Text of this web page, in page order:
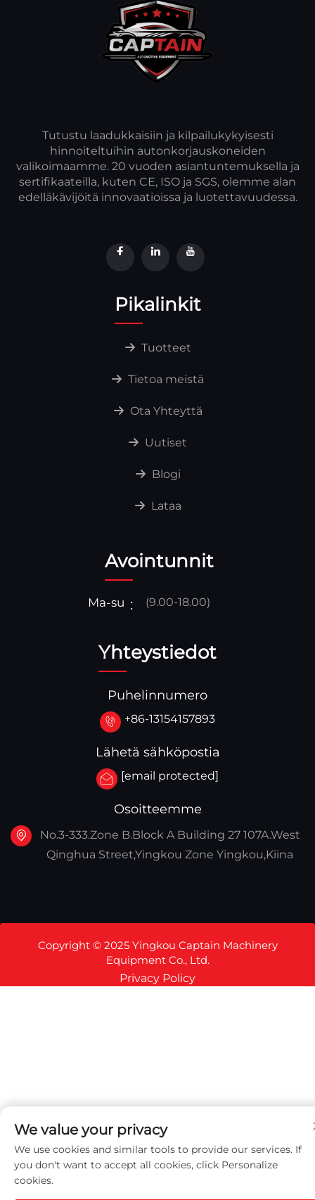
Tutustu laadukkaisiin ja kilpailukykyisesti
hinnoiteltuihin autonkorjauskoneiden
valikoimaamme. 20 vuoden asiantuntemuksella ja
sertifikaateilla, kuten CE, ISO ja SGS, olemme alan
edelläkävijöitä innovaatioissa ja luotettavuudessa.
Pikalinkit
Tuotteet
Tietoa meistä
Ota Yhteyttä
Uutiset
Blogi
Lataa
Avointunnit
Ma-su (9.00-18.00)
Yhteystiedot
Puhelinnumero
+86-13154157893
Lähetä sähköpostia
[email protected]
Osoitteemme
No.3-333.Zone B.Block A Building 27 107A.West
Qinghua Street,Yingkou Zone Yingkou,Kiina
Copyright © 2025 Yingkou Captain Machinery
Equipment Co., Ltd.
Privacy Policy
We value your privacy
We use cookies and similar tools to provide our services. If
you don't want to accept all cookies, click Personalize
cookies.